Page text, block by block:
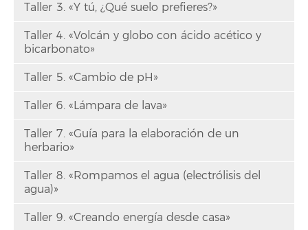
Taller 3. «Y tú, ¿Qué suelo prefieres?»
Taller 4. «Volcán y globo con ácido acético y
bicarbonato»
Taller 5. «Cambio de pH»
Taller 6. «Lámpara de lava»
Taller 7. «Guía para la elaboración de un
herbario»
Taller 8. «Rompamos el agua (electrólisis del
agua)»
Taller 9. «Creando energía desde casa»